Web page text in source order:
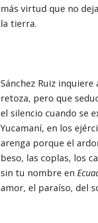
más virtud que no
la tierra.
Sánchez Ruiz
retoza, pero que
el silencio cuando se
Yucamaní, en los
arenga porque el
beso, las coplas, los
sin tu nombre en
amor, el paraíso, del